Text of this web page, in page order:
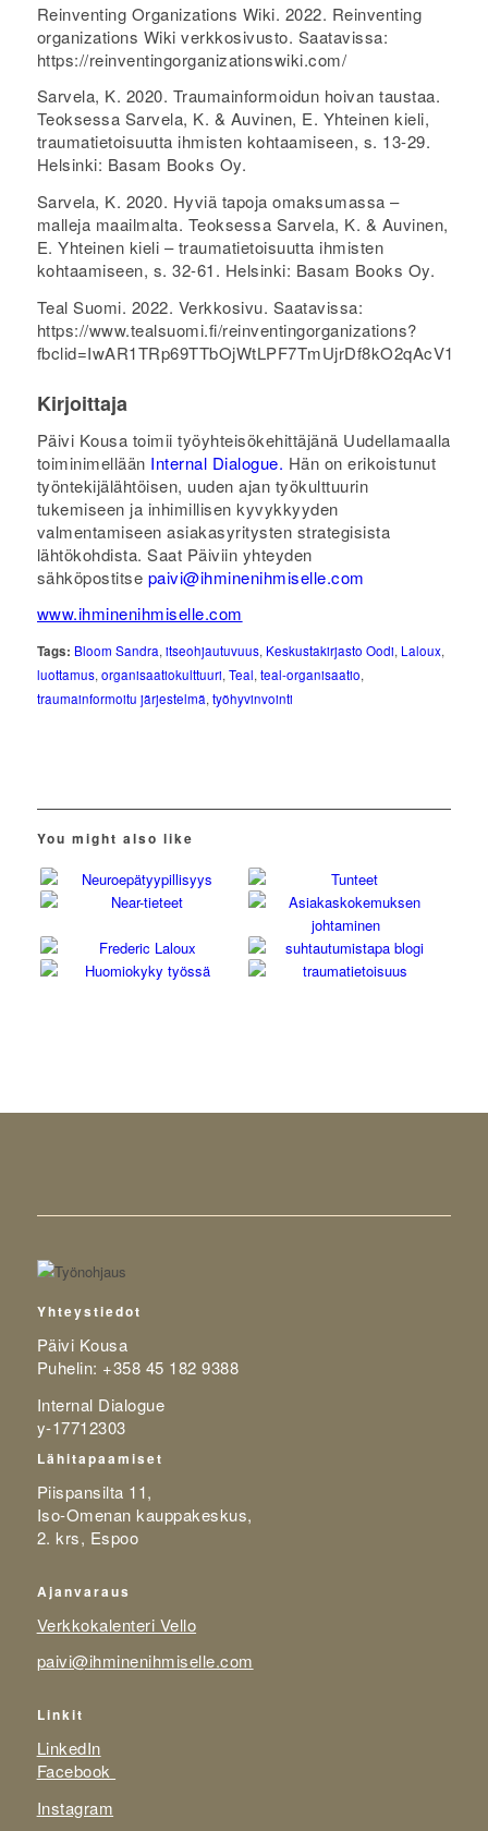
Reinventing Organizations Wiki. 2022. Reinventing
organizations Wiki verkkosivusto. Saatavissa:
https://reinventingorganizationswiki.com/
Sarvela, K. 2020. Traumainformoidun hoivan taustaa.
Teoksessa Sarvela, K. & Auvinen, E. Yhteinen kieli,
traumatietoisuutta ihmisten kohtaamiseen, s. 13-29.
Helsinki: Basam Books Oy.
Sarvela, K. 2020. Hyviä tapoja omaksumassa –
malleja maailmalta. Teoksessa Sarvela, K. & Auvinen,
E. Yhteinen kieli – traumatietoisuutta ihmisten
kohtaamiseen, s. 32-61. Helsinki: Basam Books Oy.
Teal Suomi. 2022. Verkkosivu. Saatavissa:
https://www.tealsuomi.fi/reinventingorganizations?
Kirjoittaja
Päivi Kousa toimii työyhteisökehittäjänä Uudellamaalla
toiminimellään Internal Dialogue. Hän on erikoistunut
työntekijälähtöisen, uuden ajan työkulttuurin
tukemiseen ja inhimillisen kyvykkyyden
valmentamiseen asiakasyritysten strategisista
lähtökohdista. Saat Päiviin yhteyden
sähköpostitse paivi@ihminenihmiselle.com
www.ihminenihmiselle.com
Tags: Bloom Sandra, itseohjautuvuus, Keskustakirjasto Oodi, Laloux,
luottamus, organisaatiokulttuuri, Teal, teal-organisaatio,
traumainformoitu järjestelmä, työhyvinvointi
You might also like
Yhteystiedot
Päivi Kousa
Puhelin: +358 45 182 9388
Internal Dialogue
y-17712303
Lähitapaamiset
Piispansilta 11,
Iso-Omenan kauppakeskus,
2. krs, Espoo
Ajanvaraus
Verkkokalenteri Vello
paivi@ihminenihmiselle.com
Linkit
LinkedIn
Facebook
Instagram